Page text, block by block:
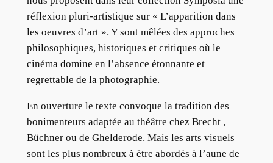
réflexion pluri-artistique sur « L’apparition dans
les oeuvres d’art ». Y sont mêlées des approches
philosophiques, historiques et critiques où le
cinéma domine en l’absence étonnante et
regrettable de la photographie.
En ouverture le texte convoque la tradition des
bonimenteurs adaptée au théâtre chez Brecht ,
Büchner ou de Ghelderode. Mais les arts visuels
sont les plus nombreux à être abordés à l’aune de